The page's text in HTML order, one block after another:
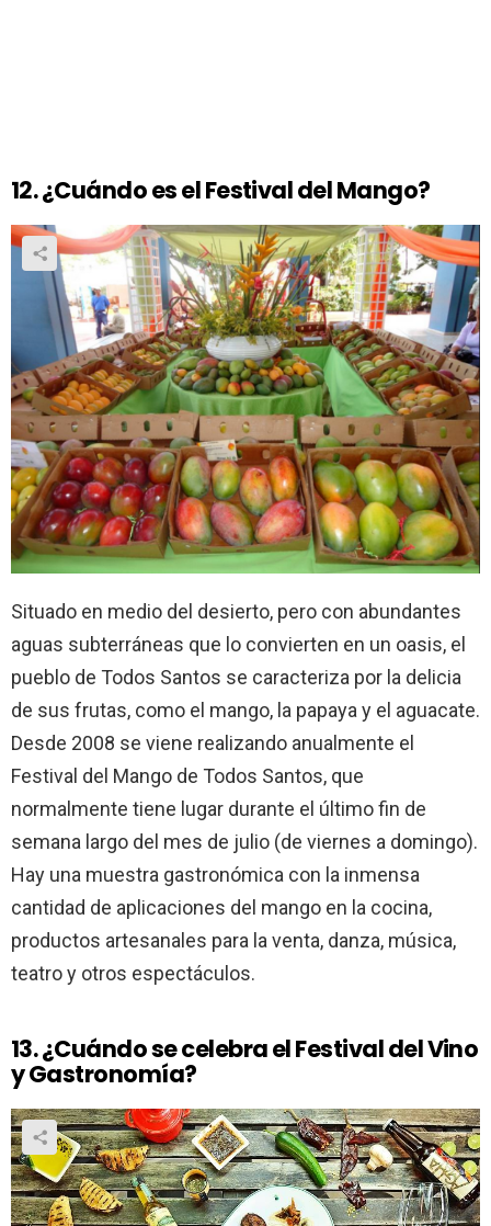
12. ¿Cuándo es el Festival del Mango?
Situado en medio del desierto, pero con abundantes
aguas subterráneas que lo convierten en un oasis, el
pueblo de Todos Santos se caracteriza por la delicia
de sus frutas, como el mango, la papaya y el aguacate.
Desde 2008 se viene realizando anualmente el
Festival del Mango de Todos Santos, que
normalmente tiene lugar durante el último fin de
semana largo del mes de julio (de viernes a domingo).
Hay una muestra gastronómica con la inmensa
cantidad de aplicaciones del mango en la cocina,
productos artesanales para la venta, danza, música,
teatro y otros espectáculos.
13. ¿Cuándo se celebra el Festival del Vino
y Gastronomía?